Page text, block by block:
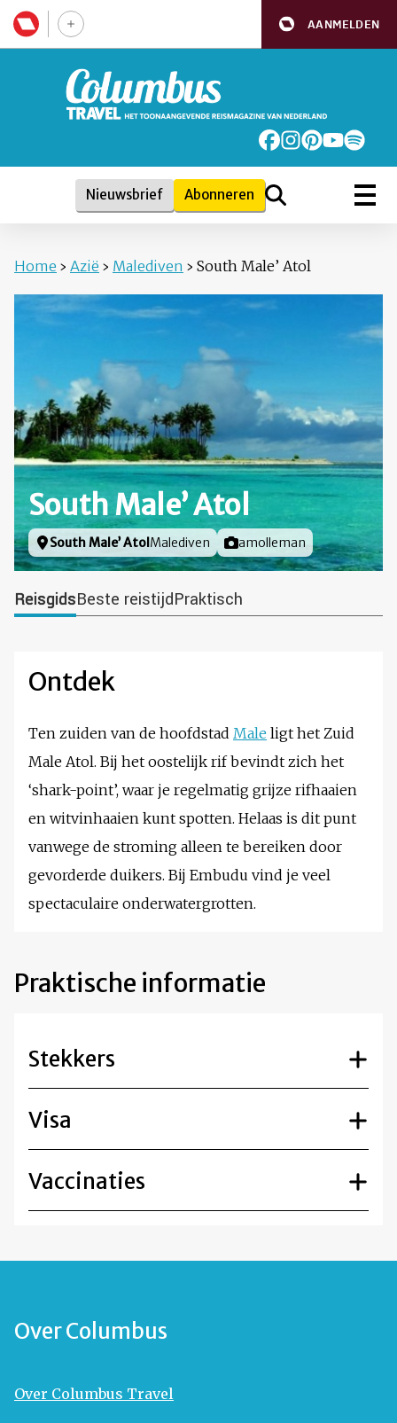
AANMELDEN
Nieuwsbrief Abonneren
Home › Azië › Malediven › South Male’ Atol
South Male’ Atol
Locatie
South Male’ Atol Malediven Foto door
amolleman
ReisgidsBeste reistijdPraktisch
Ontdek
Ten zuiden van de hoofdstad Male ligt het Zuid
Male Atol. Bij het oostelijk rif bevindt zich het
‘shark-point’, waar je regelmatig grijze rifhaaien
en witvinhaaien kunt spotten. Helaas is dit punt
vanwege de stroming alleen te bereiken door
gevorderde duikers. Bij Embudu vind je veel
spectaculaire onderwatergrotten.
Praktische informatie
Stekkers
Visa
Vaccinaties
Over Columbus
Over Columbus Travel